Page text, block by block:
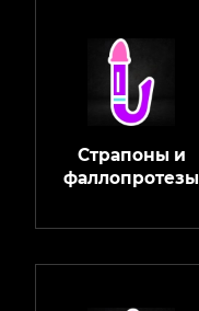
Страпоны и
фаллопротезы